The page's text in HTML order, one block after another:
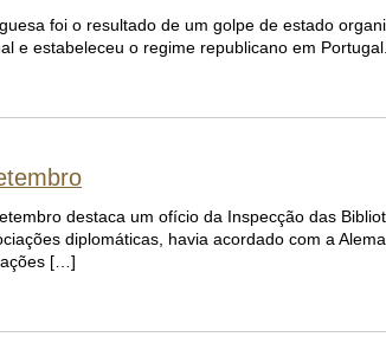
foi o resultado de um golpe de estado
e estabeleceu o regime republicano em
destaca um ofício da Inspecção das
diplomáticas, havia acordado com a
[…]